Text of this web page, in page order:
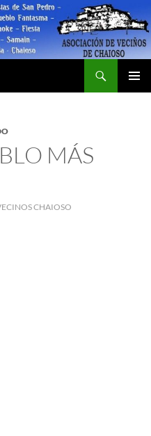
MÁS
CHAIOSO